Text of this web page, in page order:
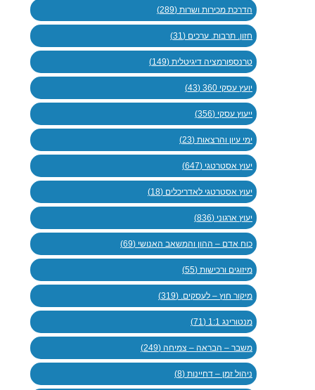
הדרכת מכירות ושרות (289)
חזון. תרבות. ערכים (31)
טרנספורמציה דיגיטלית (149)
יועץ עסקי 360 (43)
ייעוץ עסקי (356)
ימי עיון והרצאות (23)
יעוץ אסטרטגי (647)
יעוץ אסטרטגי לאדריכלים (18)
יעוץ ארגוני (836)
כוח אדם – ההון והמשאב האנושי (69)
מיזוגים ורכישות (55)
מיקור חוץ – לעסקים. (319)
מנטורינג 1:1 (71)
משבר – הבראה – צמיחה (249)
ניהול זמן – דחיינות (8)